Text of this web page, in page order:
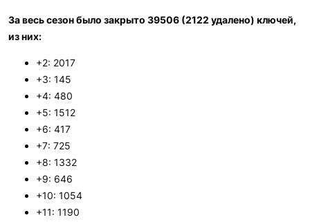
За весь сезон было закрыто 39506 (2122 удалено) ключей,
из них:
+2: 2017
+3: 145
+4: 480
+5: 1512
+6: 417
+7: 725
+8: 1332
+9: 646
+10: 1054
+11: 1190